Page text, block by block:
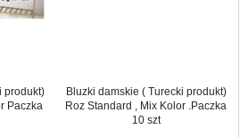
produkt)
Paczka
Bluzki damskie ( Turecki produkt)
Roz Standard , Mix Kolor .Paczka
10 szt